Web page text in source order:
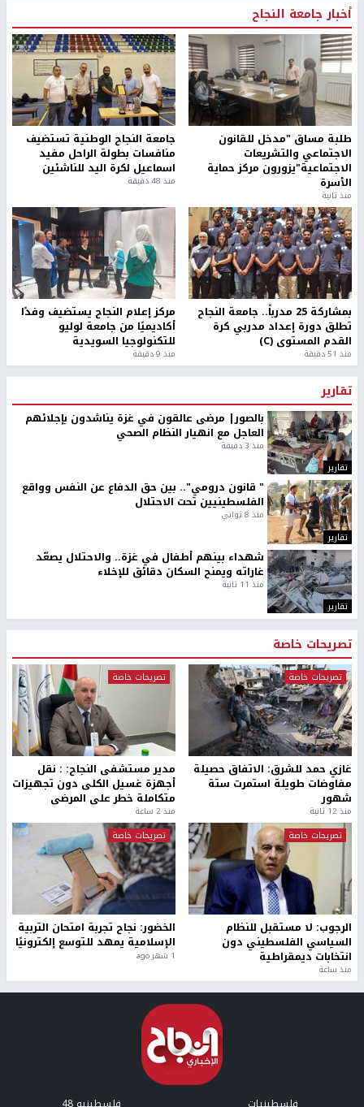
أخبار جامعة النجاح
طلبة مساق "مدخل للقانون
الاجتماعي والتشريعات
الاجتماعية"يزورون مركز حماية
الأسرة
منذ ثانية
جامعة النجاح الوطنية تستضيف
منافسات بطولة الراحل مفيد
اسماعيل لكرة اليد للناشئين
منذ 48 دقيقة
بمشاركة 25 مدرباً.. جامعة النجاح
تطلق دورة إعداد مدربي كرة
القدم المستوى (C)
منذ 51 دقيقة
مركز إعلام النجاح يستضيف وفدًا
أكاديميًا من جامعة لوليو
للتكنولوجيا السويدية
منذ 9 دقيقة
تقارير
تقارير
بالصور| مرضى عالقون في غزة يناشدون بإجلائهم
العاجل مع انهيار النظام الصحي
منذ 3 دقيقة
تقارير
" قانون درومي".. بين حق الدفاع عن النفس وواقع
الفلسطينيين تحت الاحتلال
منذ 8 ثواني
تقارير
شهداء بينهم أطفال في غزة.. والاحتلال يصعّد
غاراته ويمنح السكان دقائق للإخلاء
منذ 11 ثانية
تصريحات خاصة
تصريحات خاصة
غازي حمد للشرق: الاتفاق حصيلة
مفاوضات طويلة استمرت ستة
شهور
منذ 12 ثانية
تصريحات خاصة
مدير مستشفى النجاح: : نقل
أجهزة غسيل الكلى دون تجهيزات
متكاملة خطر على المرضى
منذ 2 ساعة
تصريحات خاصة
الرجوب: لا مستقبل للنظام
السياسي الفلسطيني دون
انتخابات ديمقراطية
منذ ساعة
تصريحات خاصة
الخضور: نجاح تجربة امتحان التربية
الإسلامية يمهد للتوسع إلكترونيًا
1 شهر ago